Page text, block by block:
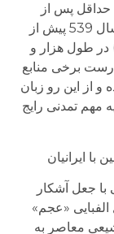
حداقل پس از
سقوط بابل به دست کوروش هخامنشی به سال 539 پیش از
بین النهرین (به تعبیری میان رودان[7]) در طول هزار و
درست برخی منابع
از این رو زبان
مهم تمدنی رایج
ایرانیان
با جعل آشکار
«عجم»
معاصر به